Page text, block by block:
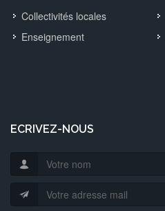
Collectivités locales
Enseignement
ECRIVEZ-NOUS